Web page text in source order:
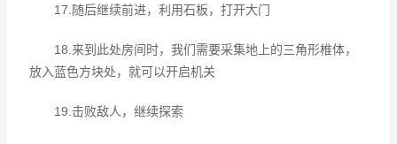
17.随后继续前进，利用石板，打开大门
18.来到此处房间时，我们需要采集地上的三角形椎体，
放入蓝色方块处，就可以开启机关
19.击败敌人，继续探索